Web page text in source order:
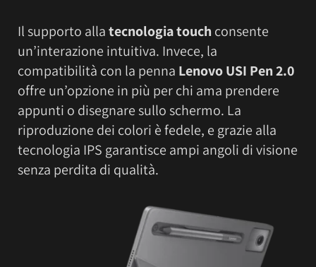
Il supporto allatecnologia touchconsente
un’interazione intuitiva. Invece, la
compatibilità con la penna Lenovo USI Pen 2.0
offre un’opzione in più per chi ama prendere
appunti o disegnare sullo schermo. La
riproduzione dei colori è fedele, e grazie alla
tecnologia IPS garantisce ampi angoli di visione
senza perdita di qualità.